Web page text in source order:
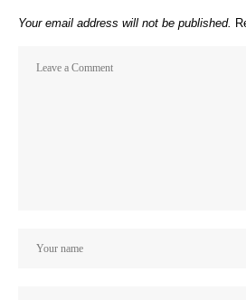
Your email address will not be published.